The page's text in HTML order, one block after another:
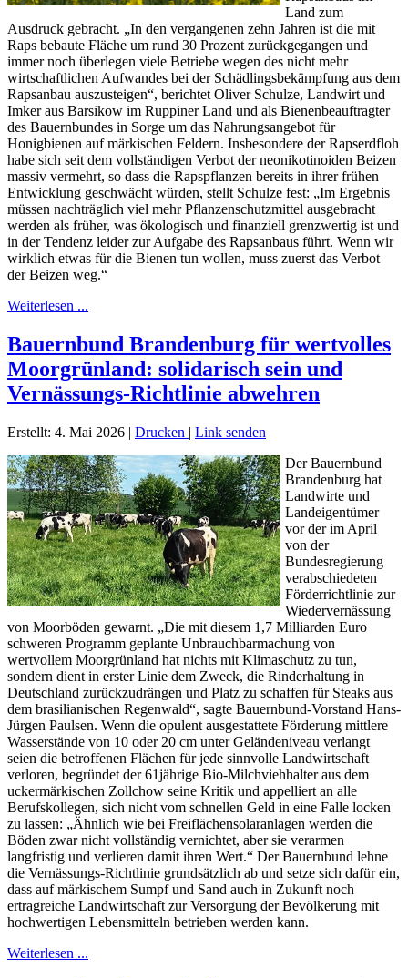
Land zum
Ausdruck gebracht. „In den vergangenen zehn Jahren ist die mit
Raps bebaute Fläche um rund 30 Prozent zurückgegangen und
immer noch überlegen viele Betriebe wegen des nicht mehr
wirtschaftlichen Aufwandes bei der Schädlingsbekämpfung aus dem
Rapsanbau auszusteigen“, berichtet Oliver Schulze, Landwirt und
Imker aus Barsikow im Ruppiner Land und als Bienenbeauftragter
des Bauernbundes in Sorge um das Nahrungsangebot für
Honigbienen auf märkischen Feldern. Insbesondere der Rapserdfloh
habe sich seit dem vollständigen Verbot der neonikotinoiden Beizen
massiv vermehrt, so dass die Rapspflanzen bereits in ihrer frühen
Entwicklung geschwächt würden, stellt Schulze fest: „Im Ergebnis
müssen nachträglich viel mehr Pflanzenschutzmittel ausgebracht
werden als früher, was ökologisch und finanziell grenzwertig ist und
in der Tendenz leider zur Aufgabe des Rapsanbaus führt. Wenn wir
wirklich etwas für die Bienen tun wollen, muss zuerst das Verbot
der Beizen weg.“
Weiterlesen ...
Bauernbund Brandenburg für wertvolles
Moorgrünland: solidarisch sein und
Vernässungs-Richtlinie abwehren
Erstellt: 4. Mai 2026 | Drucken | Link senden
Der Bauernbund
Brandenburg hat
Landwirte und
Landeigentümer
vor der im April
von der
Bundesregierung
verabschiedeten
Förderrichtlinie zur
Wiedervernässung
von Moorböden gewarnt. „Die mit diesem 1,7 Milliarden Euro
schweren Programm geplante Unbrauchbarmachung von
wertvollem Moorgrünland hat nichts mit Klimaschutz zu tun,
sondern dient in erster Linie dem Zweck, die Rinderhaltung in
Deutschland zurückzudrängen und Platz zu schaffen für Steaks aus
dem brasilianischen Regenwald“, sagte Bauernbund-Vorstand Hans-
Jürgen Paulsen. Wenn die opulent ausgestattete Förderung mittlere
Wasserstände von 10 oder 20 cm unter Geländeniveau verlangt
seien die betroffenen Flächen für jede sinnvolle Landwirtschaft
verloren, begründet der 61jährige Bio-Milchviehhalter aus dem
uckermärkischen Zollchow seine Kritik und appelliert an alle
Berufskollegen, sich nicht vom schnellen Geld in eine Falle locken
zu lassen: „Ähnlich wie bei Freiflächensolaranlagen werden die
Böden zwar nicht vollständig vernichtet, aber sie verarmen
langfristig und verlieren damit ihren Wert.“ Der Bauernbund lehne
die Vernässungs-Richtlinie grundsätzlich ab und setze sich dafür ein,
dass auf märkischem Sumpf und Sand auch in Zukunft noch
ertragreiche Landwirtschaft zur Versorgung der Bevölkerung mit
hochwertigen Lebensmitteln betrieben werden kann.
Weiterlesen ...